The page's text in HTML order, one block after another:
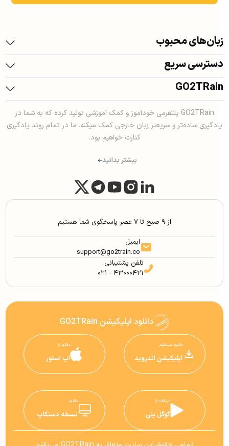
زبان‌های محبوب
دسترسی سریع
GO2TRain
GO2TRain پلتفرمی خودآموز و کمک آموزشی تولید کرده که به شما در
یادگیری ساده‌تر و سریعتر زبان خارجی کمک میکنه. ما در تمام روند یادگیری
کنارت خواهیم بود.
بیشتر بدانید
از ۹ صبح تا ۷ عصر پاسخگوی شما هستیم
ایمیل
support@go2train.co
تلفن پشتیبانی
۰۲۱ - ۴۳۰۰۰۴۲۱
دانلود اپلیکیشن GO2TRain
دانلود مستقیم
اپلیکیشن اندروید
دانلود از
اپ استور
دریافت از
گوگل پلی
دانلود
نسخه دستکاپ